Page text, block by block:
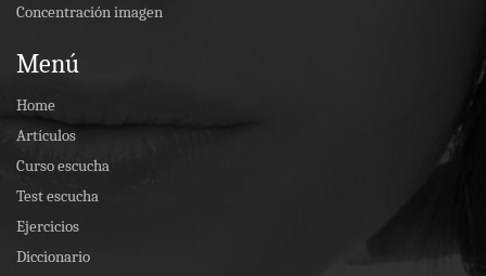
Concentración imagen
Menú
Home
Artículos
Curso escucha
Test escucha
Ejercicios
Diccionario